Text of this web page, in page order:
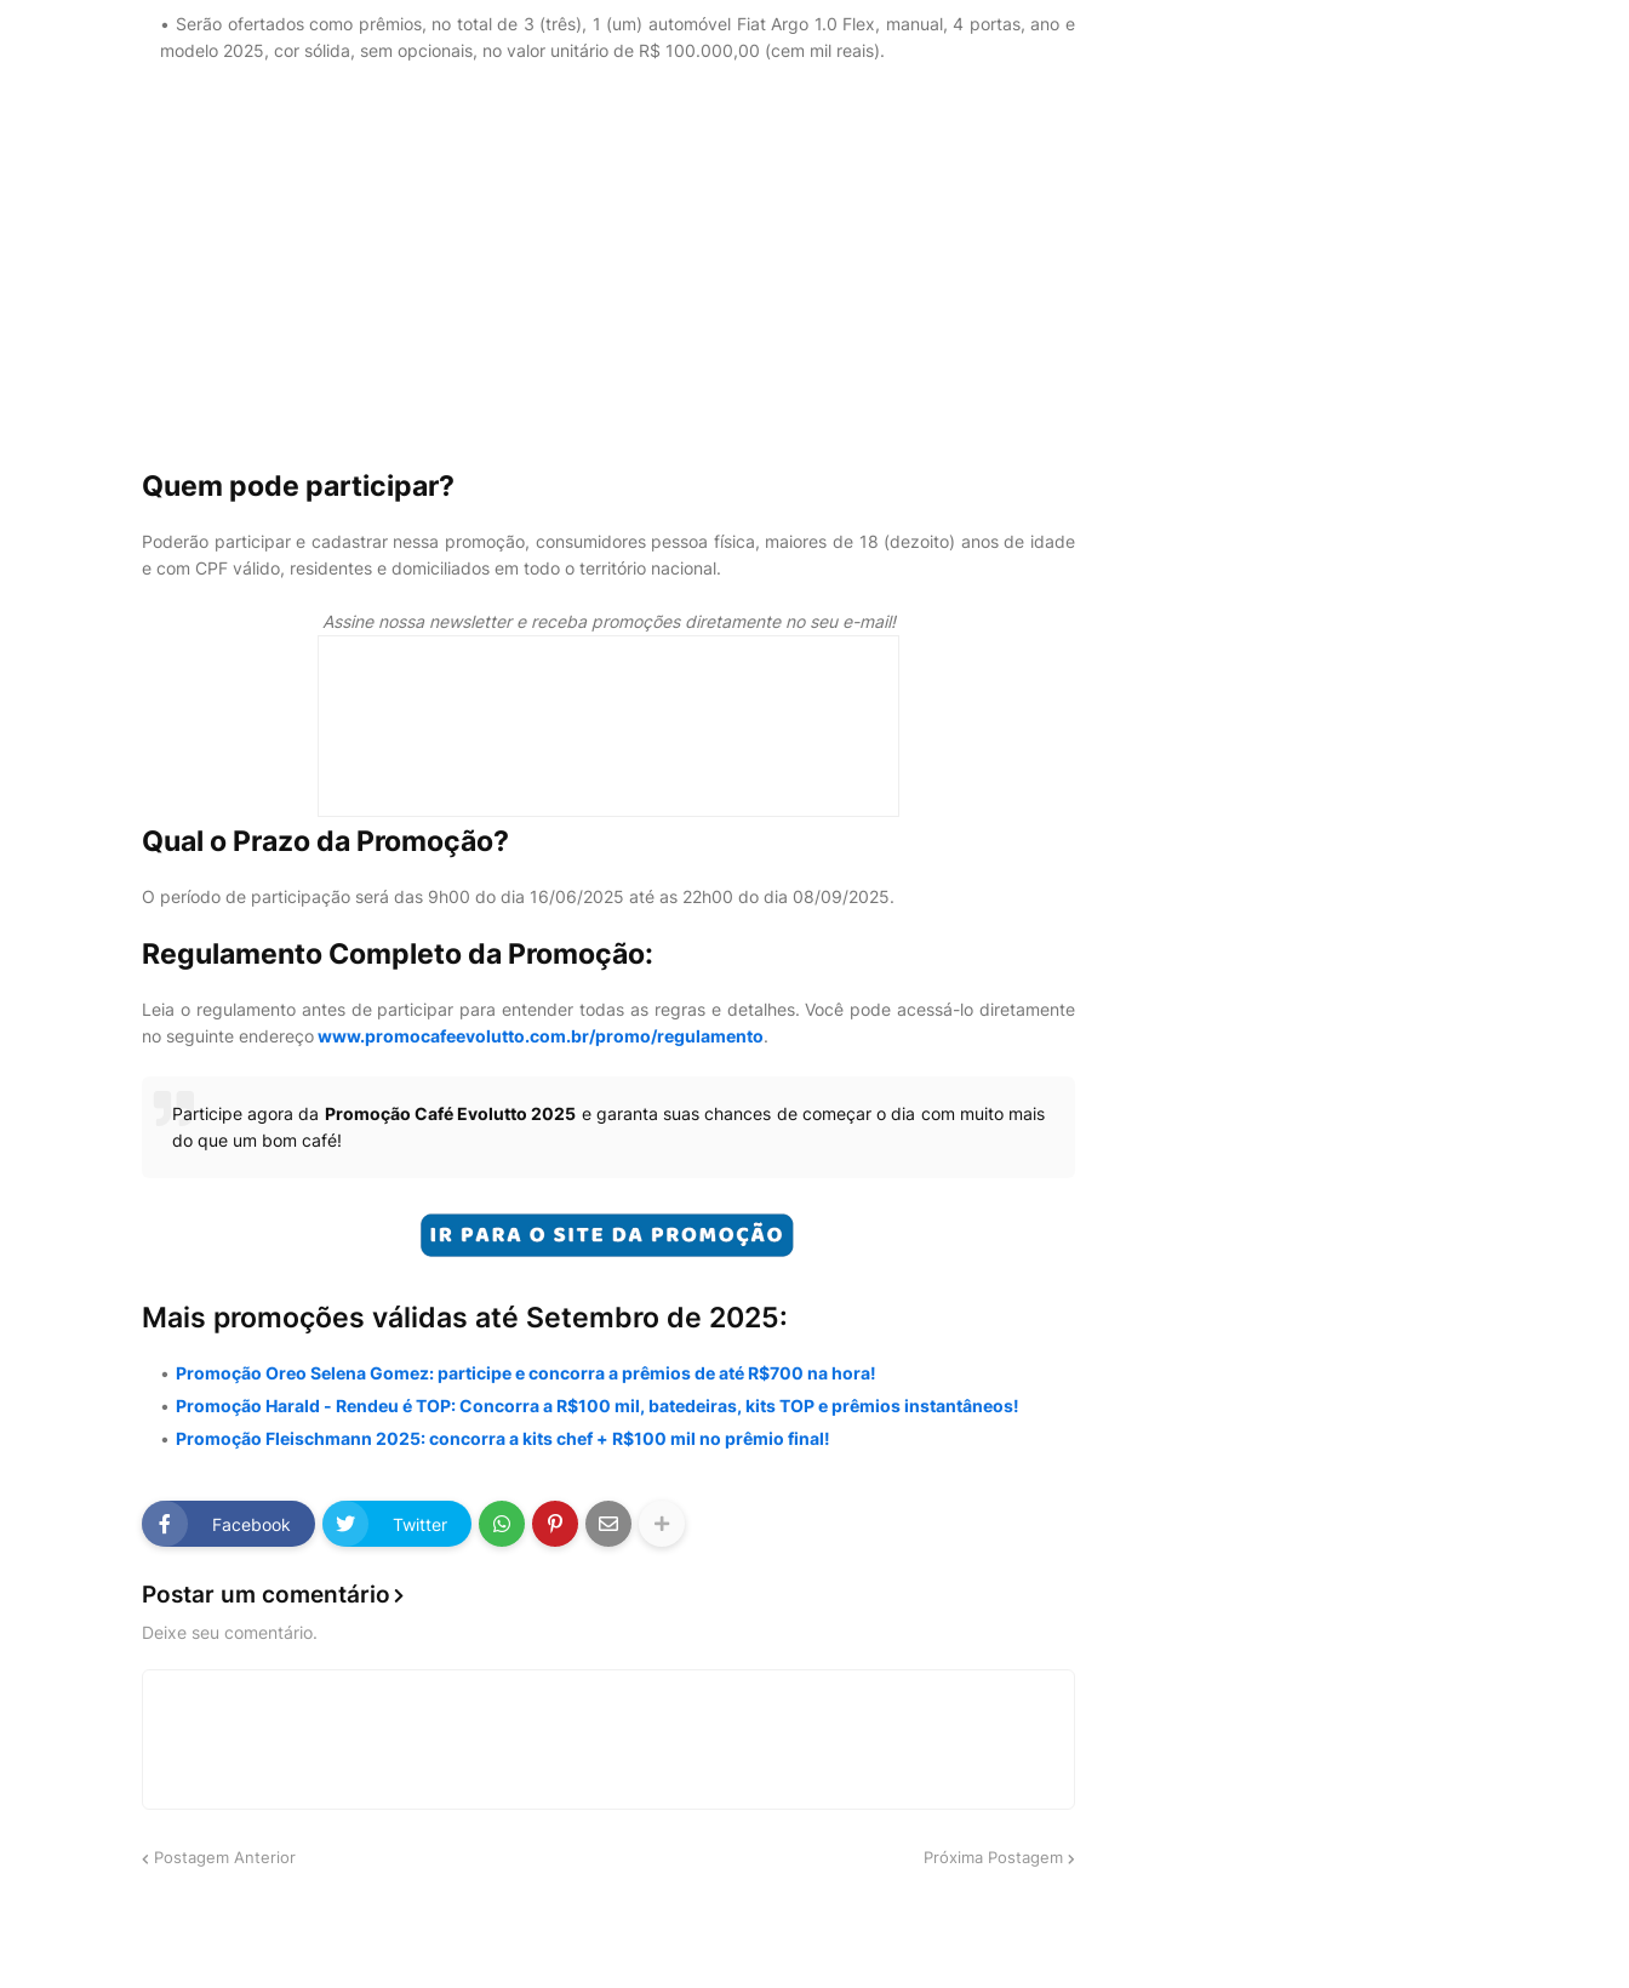
Serão ofertados como prêmios, no total de 3 (três), 1 (um) automóvel Fiat Argo 1.0 Flex, manual, 4 portas, ano e
modelo 2025, cor sólida, sem opcionais, no valor unitário de R$ 100.000,00 (cem mil reais).
Quem pode participar?
Poderão participar e cadastrar nessa promoção, consumidores pessoa física, maiores de 18 (dezoito) anos de idade
e com CPF válido, residentes e domiciliados em todo o território nacional.
Assine nossa newsletter e receba promoções diretamente no seu e-mail!
Qual o Prazo da Promoção?
O período de participação será das 9h00 do dia 16/06/2025 até as 22h00 do dia 08/09/2025.
Regulamento Completo da Promoção:
Leia o regulamento antes de participar para entender todas as regras e detalhes. Você pode acessá-lo diretamente
no seguinte endereçowww.promocafeevolutto.com.br/promo/regulamento.
Participe agora da Promoção Café Evolutto 2025 e garanta suas chances de começar o dia com muito mais
do que um bom café!
Mais promoções válidas até Setembro de 2025:
Promoção Oreo Selena Gomez: participe e concorra a prêmios de até R$700 na hora!
Promoção Harald - Rendeu é TOP: Concorra a R$100 mil, batedeiras, kits TOP e prêmios instantâneos!
Promoção Fleischmann 2025: concorra a kits chef + R$100 mil no prêmio final!
Facebook Twitter
Postar um comentário
Deixe seu comentário.
Postagem Anterior Próxima Postagem